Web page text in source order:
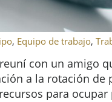
, Equipo de trabajo,
con un amigo
a la rotación de
para